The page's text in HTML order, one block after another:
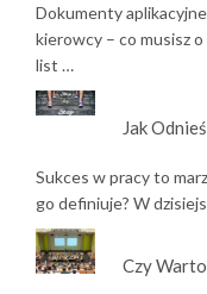
Dokumenty
kierowcy – co musisz
list …
Jak
Sukces w pracy to
go definiuje? W
Czy